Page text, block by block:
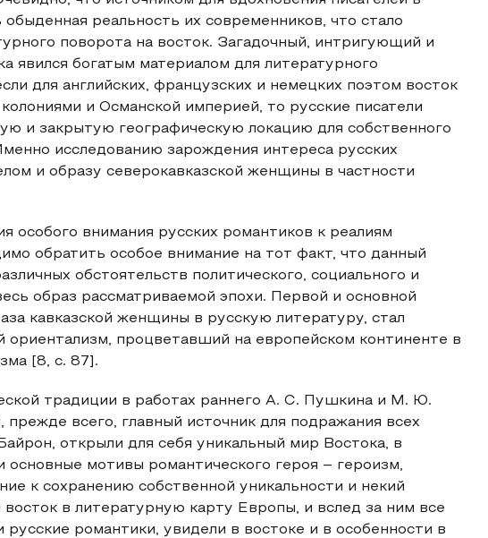
реальность их современников, что стало
поворота на восток. Загадочный, интригующий и
явился богатым материалом для литературного
для английских, французских и немецких поэтом восток
и Османской империей, то русские писатели
и закрытую географическую локацию для собственного
исследованию зарождения интереса русских
и образу северокавказской женщины в частности
особого внимания русских романтиков к реалиям
обратить особое внимание на тот факт, что данный
обстоятельств политического, социального и
образ рассматриваемой эпохи. Первой и основной
кавказской женщины в русскую литературу, стал
процветавший на европейском континенте в
[8, с. 87].
традиции в работах раннего А. С. Пушкина и М. Ю.
прежде всего, главный источник для подражания всех
открыли для себя уникальный мир Востока, в
основные мотивы романтического героя – героизм,
к сохранению собственной уникальности и некий
в литературную карту Европы, и вслед за ним все
русские романтики, увидели в востоке и в особенности в